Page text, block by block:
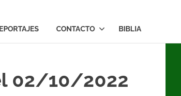
CONTACTO BIBLIA
02/10/2022